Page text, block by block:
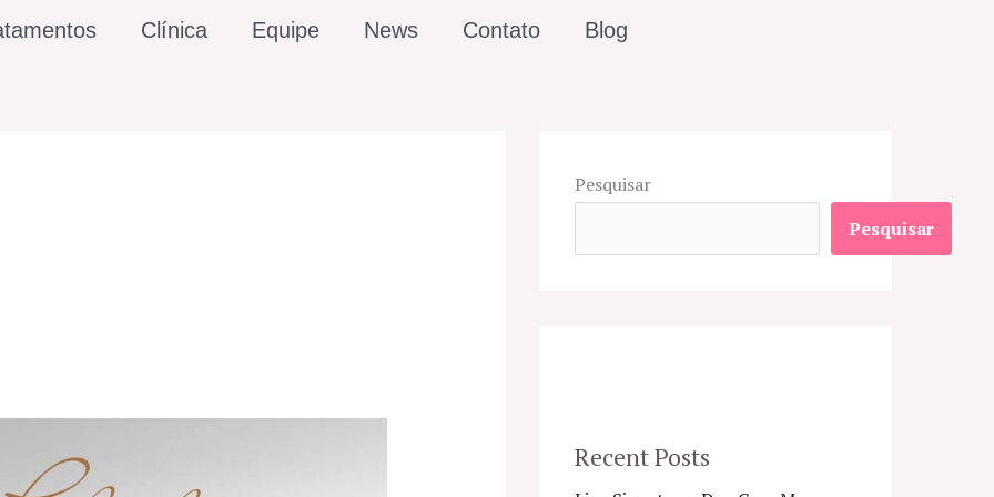
Clínica Equipe News Contato Blog
Pesquisar
Pesquisar
Recent Posts